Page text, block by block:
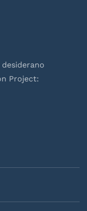
Project: